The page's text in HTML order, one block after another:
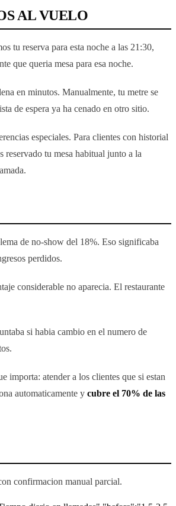
AL VUELO
tu reserva para esta noche a las 21:30,
que queria mesa para esa noche.
en minutos. Manualmente, tu metre se
de espera ya ha cenado en otro sitio.
especiales. Para clientes con historial
tu mesa habitual junto a la
de no-show del 18%. Eso significaba
perdidos.
considerable no aparecia. El restaurante
si habia cambio en el numero de
importa: atender a los clientes que si estan
automaticamente y cubre el 70% de las
confirmacion manual parcial.